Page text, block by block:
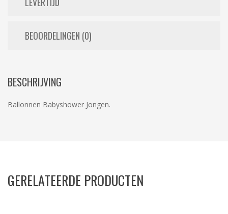
BEOORDELINGEN (0)
BESCHRIJVING
Ballonnen Babyshower Jongen.
GERELATEERDE PRODUCTEN